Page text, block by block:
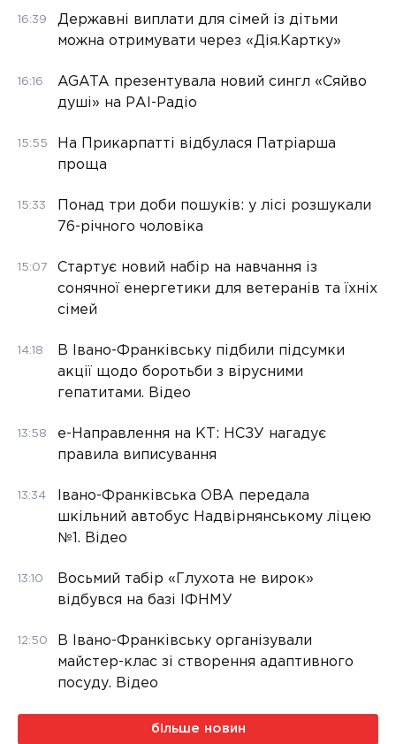
16:39
Державні виплати для сімей із дітьми
можна отримувати через «Дія.Картку»
16:16
AGATA презентувала новий сингл «Сяйво
душі» на РАІ-Радіо
15:55
На Прикарпатті відбулася Патріарша
проща
15:33
Понад три доби пошуків: у лісі розшукали
76-річного чоловіка
15:07
Стартує новий набір на навчання із
сонячної енергетики для ветеранів та їхніх
сімей
14:18
В Івано-Франківську підбили підсумки
акції щодо боротьби з вірусними
гепатитами. Відео
13:58
е-Направлення на КТ: НСЗУ нагадує
правила виписування
13:34
Івано-Франківська ОВА передала
шкільний автобус Надвірнянському ліцею
№1. Відео
13:10
Восьмий табір «Глухота не вирок»
відбувся на базі ІФНМУ
12:50
В Івано-Франківську організували
майстер-клас зі створення адаптивного
посуду. Відео
більше новин